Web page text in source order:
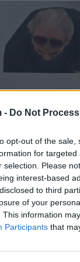
- Do Not
opt-out of the
for
selection. Please
interest-based
to third
of your
This information
Participants that
për
2022